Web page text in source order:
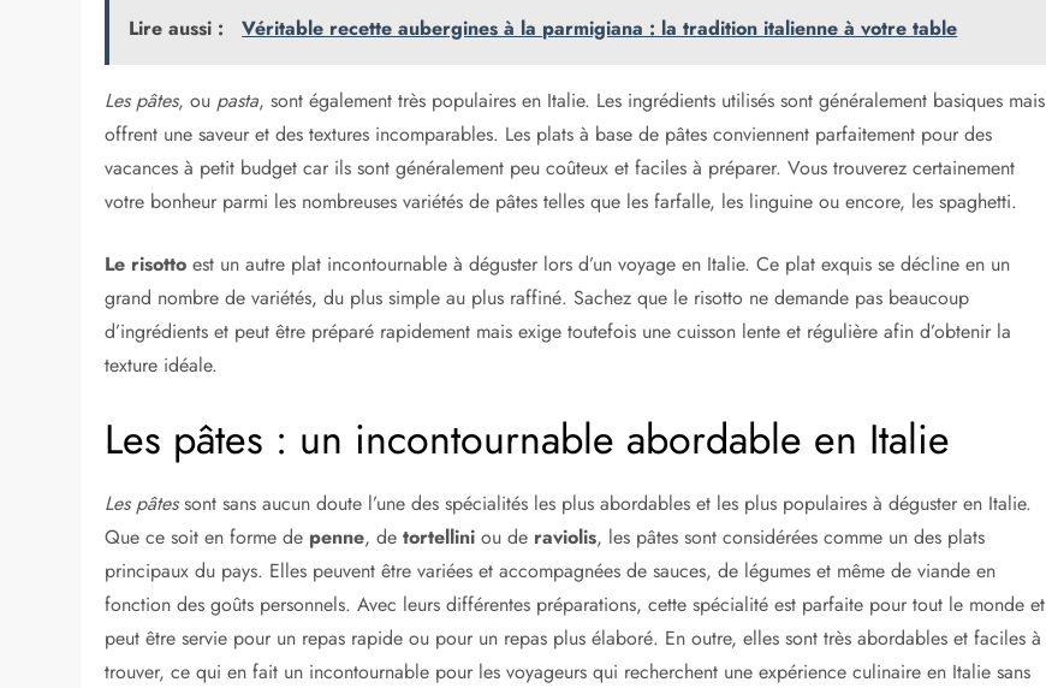
Lire aussi : Véritable recette aubergines à la parmigiana : la tradition italienne à votre table
Les pâtes, ou pasta, sont également très populaires en Italie. Les ingrédients utilisés sont généralement basiques mais
offrent une saveur et des textures incomparables. Les plats à base de pâtes conviennent parfaitement pour des
vacances à petit budget car ils sont généralement peu coûteux et faciles à préparer. Vous trouverez certainement
votre bonheur parmi les nombreuses variétés de pâtes telles que les farfalle, les linguine ou encore, les spaghetti.
Le risotto est un autre plat incontournable à déguster lors d’un voyage en Italie. Ce plat exquis se décline en un
grand nombre de variétés, du plus simple au plus raffiné. Sachez que le risotto ne demande pas beaucoup
d’ingrédients et peut être préparé rapidement mais exige toutefois une cuisson lente et régulière afin d’obtenir la
texture idéale.
Les pâtes : un incontournable abordable en Italie
Les pâtessont sans aucun doute l’une des spécialités les plus abordables et les plus populaires à déguster en Italie.
Que ce soit en forme de penne, detortellini ou de raviolis, les pâtes sont considérées comme un des plats
principaux du pays. Elles peuvent être variées et accompagnées de sauces, de légumes et même de viande en
fonction des goûts personnels. Avec leurs différentes préparations, cette spécialité est parfaite pour tout le monde et
peut être servie pour un repas rapide ou pour un repas plus élaboré. En outre, elles sont très abordables et faciles à
trouver, ce qui en fait un incontournable pour les voyageurs qui recherchent une expérience culinaire en Italie sans